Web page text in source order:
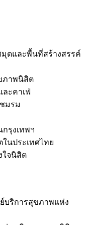
ดและพื้นที่สร้างสรรค์
ภาพนิสิต
ละคาเฟ่
มรม
รุงเทพฯ
นประเทศไทย
ใจนิสิต
บริการสุขภาพแห่ง